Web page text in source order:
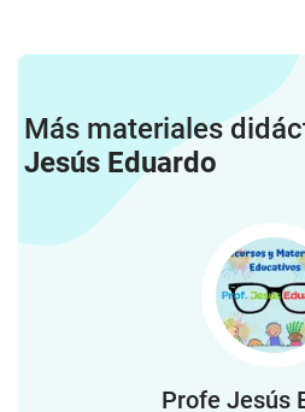
Más materiales
Jesús Eduardo
Profe Jesús